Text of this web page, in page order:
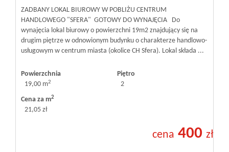
WYŁĄCZNOŚĆ
ZADBANY LOKAL BIUROWY W POBLIŻU CENTRUM
HANDLOWEGO "SFERA" GOTOWY DO WYNAJĘCIA Do
wynajęcia lokal biurowy o powierzchni 19m2 znajdujący się na
drugim piętrze w odnowionym budynku o charakterze handlowo-
usługowym w centrum miasta (okolice CH Sfera). Lokal składa ...
Powierzchnia
19,00 m2
Piętro
2
Cena za m2
21,05 zł
cena 400 zł